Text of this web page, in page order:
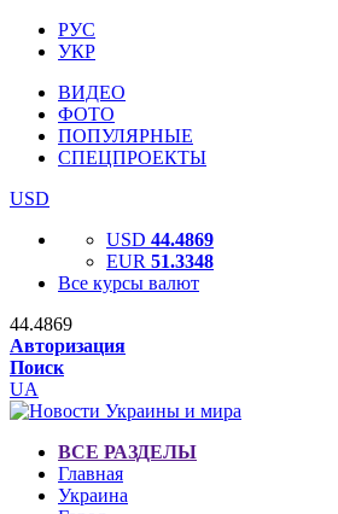
РУС
УКР
ВИДЕО
ФОТО
ПОПУЛЯРНЫЕ
СПЕЦПРОЕКТЫ
USD
USD 44.4869
EUR 51.3348
Все курсы валют
44.4869
Авторизация
Поиск
UA
ВСЕ РАЗДЕЛЫ
Главная
Украина